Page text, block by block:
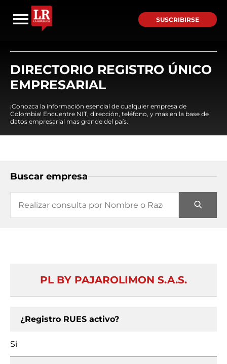
SUSCRIBIRSE
DIRECTORIO REGISTRO ÚNICO
EMPRESARIAL
¡Conozca la información esencial de cualquier empresa de
Colombia! Encuentre NIT, dirección, teléfono, y mas en la base de
datos empresarial mas grande del país.
Buscar empresa
PL BY PAJAROLIMON S.A.S.
¿Registro RUES activo?
Si